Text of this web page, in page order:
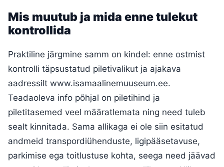
Mis muutub ja mida enne tulekut
kontrollida
Praktiline järgmine samm on kindel: enne ostmist
kontrolli täpsustatud piletivalikut ja ajakava
aadressilt www.isamaalinemuuseum.ee.
Teadaoleva info põhjal on piletihind ja
piletitasemed veel määratlemata ning need tuleb
sealt kinnitada. Sama allikaga ei ole siin esitatud
andmeid transpordiühenduste, ligipääsetavuse,
parkimise ega toitlustuse kohta, seega need jäävad